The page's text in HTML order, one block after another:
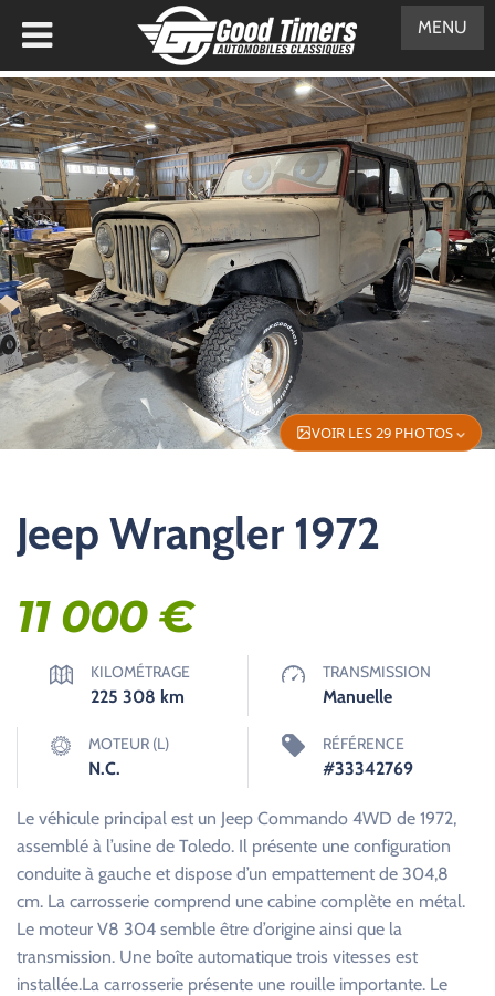
VOIR LES 29 PHOTOS
Jeep Wrangler 1972
11 000€
KILOMÉTRAGE
225 308 km
TRANSMISSION
Manuelle
MOTEUR (L)
N.C.
RÉFÉRENCE
#33342769
Le véhicule principal est un Jeep Commando 4WD de 1972,
assemblé à l’usine de Toledo. Il présente une configuration
conduite à gauche et dispose d’un empattement de 304,8
cm. La carrosserie comprend une cabine complète en métal.
Le moteur V8 304 semble être d’origine ainsi que la
transmission. Une boîte automatique trois vitesses est
installée.La carrosserie présente une rouille importante. Le
MENU